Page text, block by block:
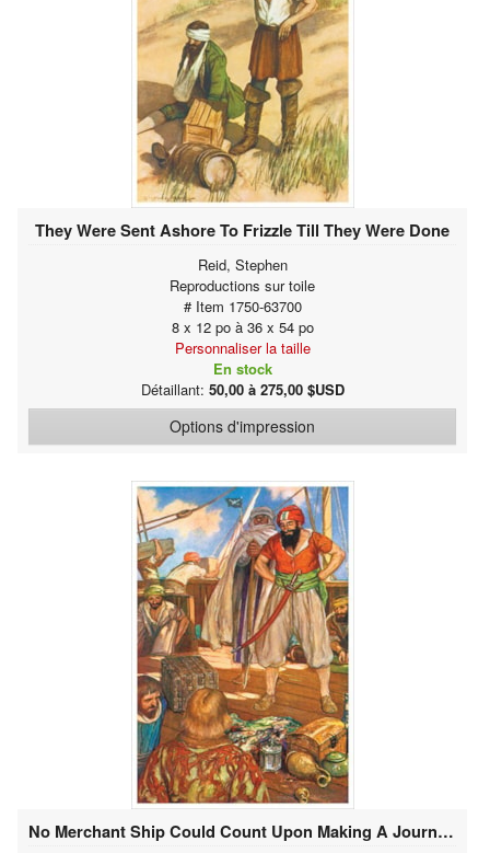
They Were Sent Ashore To Frizzle Till They Were Done
Reid, Stephen
Reproductions sur toile
# Item 1750-63700
8 x 12 po à 36 x 54 po
Personnaliser la taille
En stock
Détaillant: 50,00 à 275,00 $USD
Options d'impression
No Merchant Ship Could Count Upon Making A Journey In Peace